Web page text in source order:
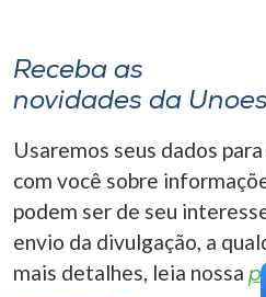
Selecione
o idioma
Receba as
novidades da
Usaremos seus dados
com você sobre
podem ser de seu
envio da divulgação, a
mais detalhes, leia nossa